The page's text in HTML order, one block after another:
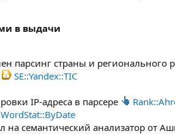
в выдачи
парсинг страны и регионального
SE::Yandex::TIC
IP-адреса в парсере
на семантический анализатор от